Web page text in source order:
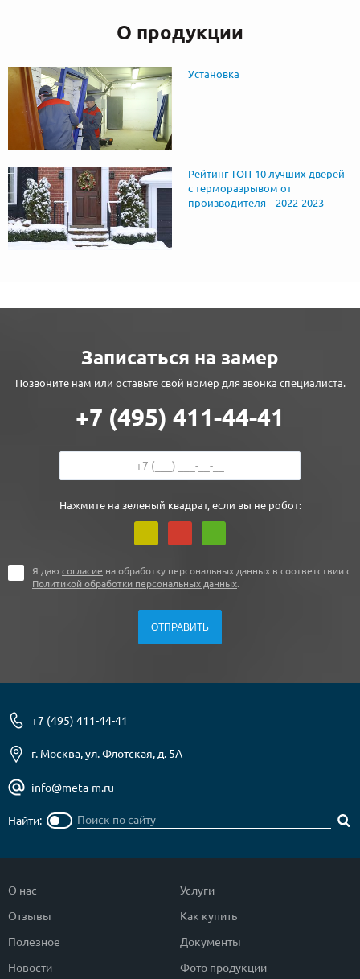
О продукции
Установка
Рейтинг ТОП-10 лучших дверей
с терморазрывом от
производителя – 2022-2023
Записаться на замер
Позвоните нам или оставьте свой номер для звонка специалиста.
+7 (495) 411-44-41
Нажмите на зеленый квадрат, если вы не робот:
Я даю согласие на обработку персональных данных в соответствии с
Политикой обработки персональных данных.
+7 (495) 411-44-41
г. Москва, ул. Флотская, д. 5А
info@meta-m.ru
Найти:
О нас
Отзывы
Полезное
Новости
Услуги
Как купить
Документы
Фото продукции